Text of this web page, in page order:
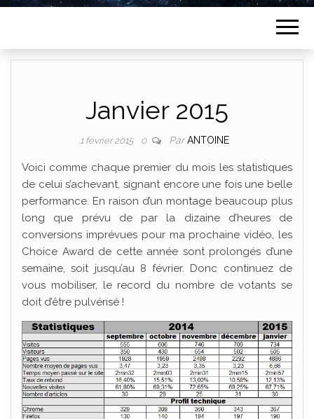
Janvier 2015
1 février 2015 0 ParANTOINE
Voici comme chaque premier du mois les statistiques
de celui s’achevant, signant encore une fois une belle
performance. En raison d’un montage beaucoup plus
long que prévu de par la dizaine d’heures de
conversions imprévues pour ma prochaine vidéo, les
Choice Award de cette année sont prolongés d’une
semaine, soit jusqu’au 8 février. Donc continuez de
vous mobiliser, le record du nombre de votants se
doit d’être pulvérisé !